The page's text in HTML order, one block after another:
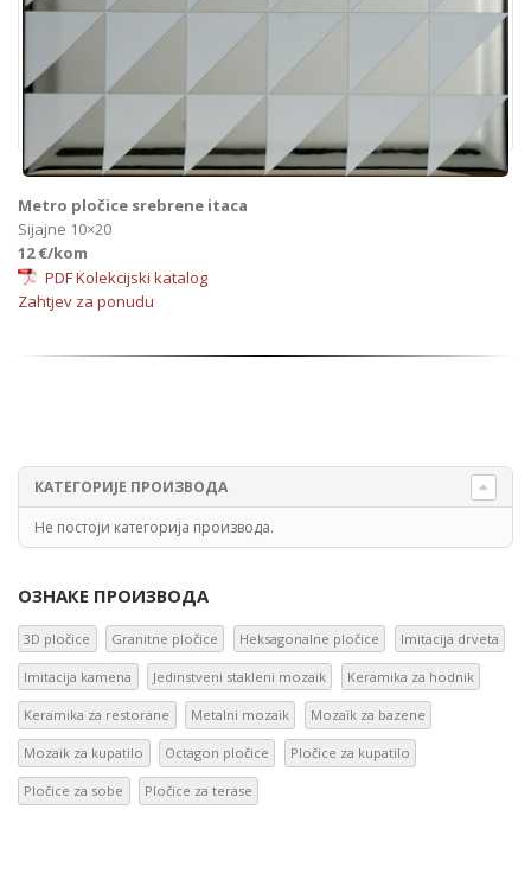
Metro pločice srebrene itaca
Sijajne 10×20
12 €/kom
PDF Kolekcijski katalog
Zahtjev za ponudu
КАТЕГОРИЈЕ ПРОИЗВОДА
Не постоји категорија производа.
ОЗНАКЕ ПРОИЗВОДА
3D pločice Granitne pločice Heksagonalne pločice Imitacija drveta
Imitacija kamena Jedinstveni stakleni mozaik Keramika za hodnik
Keramika za restorane Metalni mozaik Mozaik za bazene
Mozaik za kupatilo Octagon pločice Pločice za kupatilo
Pločice za sobe Pločice za terase